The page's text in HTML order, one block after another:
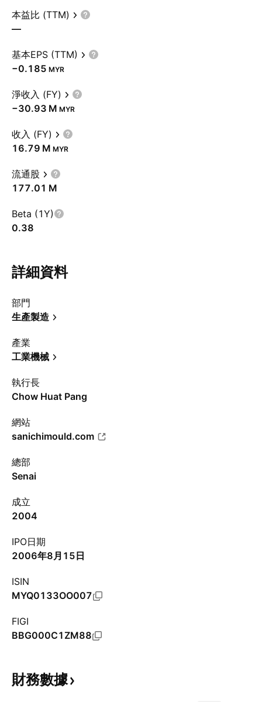
本益比 (TTM)
—
基本EPS (TTM)
−0.185 MYR
淨收入 (FY)
‪−30.93 M‬ MYR
收入 (FY)
‪16.79 M‬ MYR
流通股
‪177.01 M‬
Beta (1Y)
0.38
詳細資料
部門
生產製造
產業
工業機械
執行長
Chow Huat Pang
網站
sanichimould.com
總部
Senai
成立
2004
IPO日期
2006年8月15日
ISIN
MYQ0133OO007
FIGI
BBG000C1ZM88
財務數據